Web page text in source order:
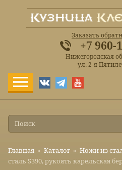
Заказать
+7 960-
Нижегородская
ул. 2-я
Главная » Каталог » Ножи из
сталь S390, рукоять карельская